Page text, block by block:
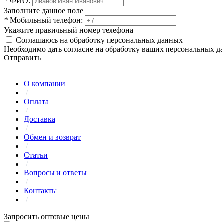
Заполните данное поле
* Мобильный телефон:
Укажите правильный номер телефона
Соглашаюсь на обработку персональных данных
Необходимо дать согласие на обработку ваших персональных
Отправить
О компании
/
Оплата
/
Доставка
/
Обмен и возврат
/
Статьи
/
Вопросы и ответы
/
Контакты
/
Запросить оптовые цены